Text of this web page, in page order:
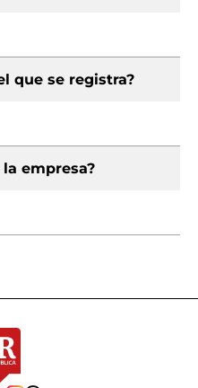
que se registra?
empresa?